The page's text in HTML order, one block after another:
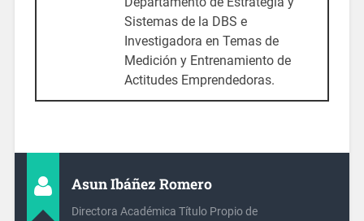
Sistemas de la DBS e
Investigadora en Temas de
Medición y Entrenamiento de
Actitudes Emprendedoras.
Asun Ibáñez Romero
Directora Académica Título Propio de